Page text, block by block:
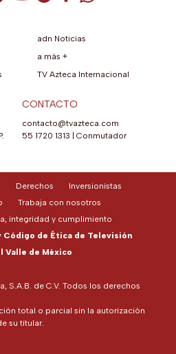
adn Noticias
a más +
TV Azteca Internacional
CONTACTO
contacto@tvazteca.com
55 1720 1313
Conmutador
S.A.B. de C.V. Todos los derechos
total o parcial sin la autorización
su titular.
Derechos
Inversionistas
Trabaja con nosotros
integridad y cumplimiento
Código de Ética de Televisión
Valle de México